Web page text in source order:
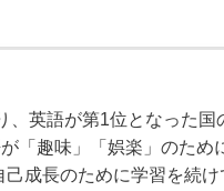
英語が第1位となった国
「趣味」「娯楽」のため
成長のために学習を続